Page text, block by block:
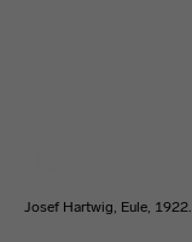
Josef Hartwig, Eule, 1922.